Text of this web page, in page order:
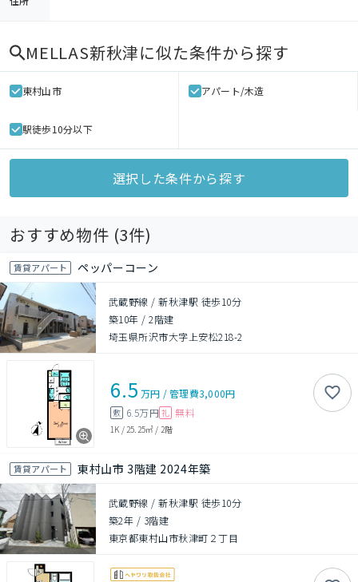
MELLAS新秋津に似た条件から探す
東村山市 アパート/木造
駅徒歩10分以下
選択した条件から探す
おすすめ物件 (3件)
賃貸アパート ペッパーコーン
武蔵野線 / 新秋津駅 徒歩10分
築10年 /2階建
埼玉県所沢市大字上安松218-2
6.5 万円 /管理費3,000円
敷 6.5万円 礼 無料
1K / 25.25㎡ / 2階
賃貸アパート 東村山市 3階建 2024年築
武蔵野線 / 新秋津駅 徒歩10分
築2年 / 3階建
東京都東村山市秋津町２丁目